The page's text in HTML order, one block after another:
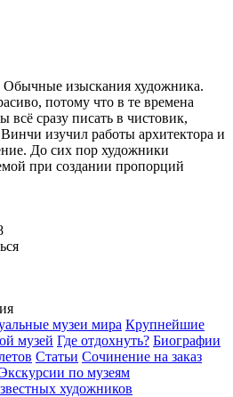
изыскания художника.
потому что в те времена
сразу писать в чистовик,
изучил работы архитектора и
До сих пор художники
при создании пропорций
музеи мира Крупнейшие
музей Где отдохнуть? Биографии
Статьи Сочинение на заказ
по музеям
художников